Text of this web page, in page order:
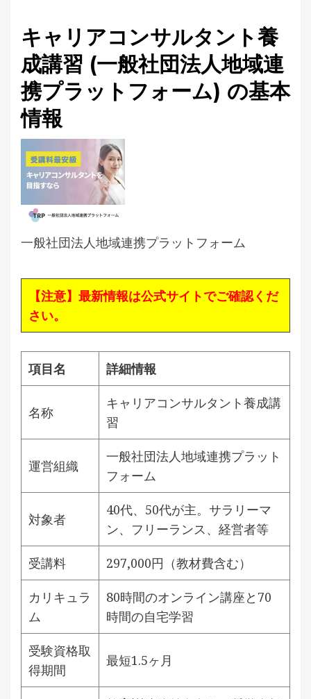
キャリアコンサルタント養
成講習 (一般社団法人地域連
携プラットフォーム) の基本
情報
一般社団法人地域連携プラットフォーム
【注意】最新情報は公式サイトでご確認くだ
さい。
項目名 詳細情報
名称
キャリアコンサルタント養成講
習
運営組織
一般社団法人地域連携プラット
フォーム
対象者
40代、50代が主。サラリーマ
ン、フリーランス、経営者等
受講料 297,000円（教材費含む）
カリキュラ
ム
80時間のオンライン講座と70
時間の自宅学習
受験資格取
得期間
最短1.5ヶ月